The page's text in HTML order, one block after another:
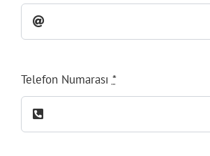
Telefon Numarası *